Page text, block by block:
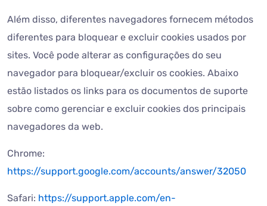
Além disso, diferentes navegadores fornecem métodos
diferentes para bloquear e excluir cookies usados por
sites. Você pode alterar as configurações do seu
navegador para bloquear/excluir os cookies. Abaixo
estão listados os links para os documentos de suporte
sobre como gerenciar e excluir cookies dos principais
navegadores da web.
Chrome:
https://support.google.com/accounts/answer/32050
Safari: https://support.apple.com/en-